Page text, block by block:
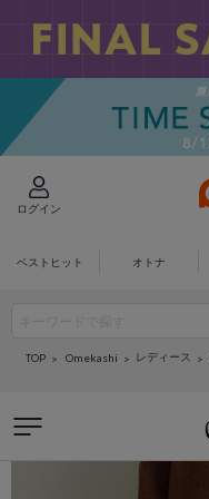
ログイン
ベストヒット オトナ
TOP Omekashi レディース